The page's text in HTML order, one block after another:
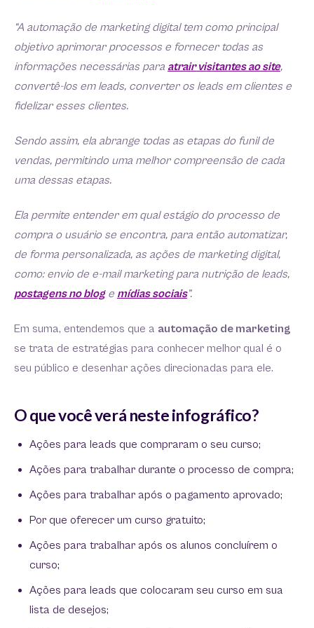
“A automação de marketing digital tem como principal
objetivo aprimorar processos e fornecer todas as
informações necessárias para atrair visitantes ao site,
convertê-los em leads, converter os leads em clientes e
fidelizar esses clientes.
Sendo assim, ela abrange todas as etapas do funil de
vendas, permitindo uma melhor compreensão de cada
uma dessas etapas.
Ela permite entender em qual estágio do processo de
compra o usuário se encontra, para então automatizar,
de forma personalizada, as ações de marketing digital,
como: envio de e-mail marketing para nutrição de leads,
postagens no bloge mídias sociais”.
Em suma, entendemos que a automação de marketing
se trata de estratégias para conhecer melhor qual é o
seu público e desenhar ações direcionadas para ele.
O que você verá neste infográfico?
Ações para leads que compraram o seu curso;
Ações para trabalhar durante o processo de compra;
Ações para trabalhar após o pagamento aprovado;
Por que oferecer um curso gratuito;
Ações para trabalhar após os alunos concluírem o
curso;
Ações para leads que colocaram seu curso em sua
lista de desejos;